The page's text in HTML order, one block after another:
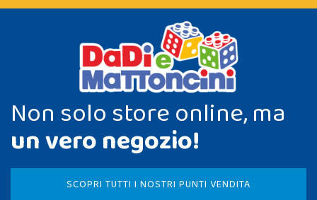
Non solo store online, ma
un vero negozio!
SCOPRI TUTTI I NOSTRI PUNTI VENDITA